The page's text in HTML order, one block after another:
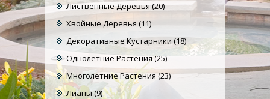
Лиственные Деревья (20)
Хвойные Деревья (11)
Декоративные Кустарники (18)
Однолетние Растения(25)
Многолетние Растения(23)
Лианы (9)